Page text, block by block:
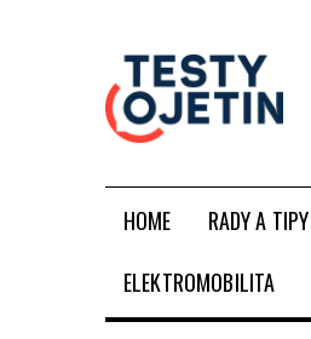
HOME RADY A TIPY
ELEKTROMOBILITA